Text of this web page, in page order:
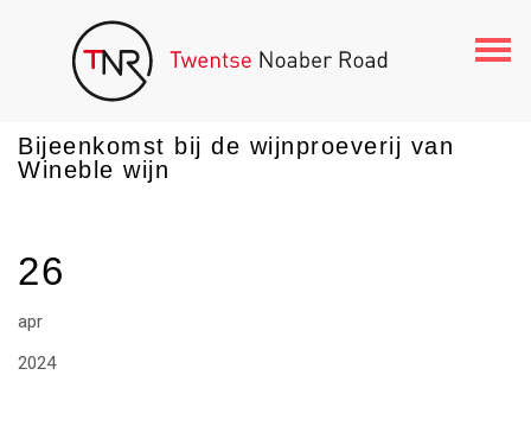
Bijeenkomst bij de wijnproeverij van
Wineble wijn
26
apr
2024